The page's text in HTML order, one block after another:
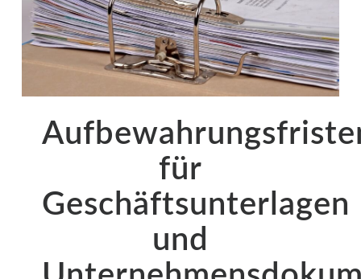
für
Geschäftsunterlagen
und